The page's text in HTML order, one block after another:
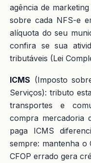
agência de
sobre cada NFS-e
alíquota do seu
confira se sua
tributáveis (Lei
ICMS (Imposto
Serviços): tributo
transportes e
compra mercadoria
paga ICMS
sempre: mantenha
CFOP errado gera